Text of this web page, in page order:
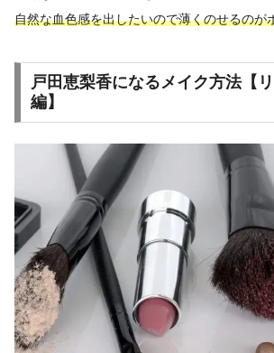
自然な血色感を出したいので薄くのせるのが
戸田恵梨香になるメイク方法【
編】